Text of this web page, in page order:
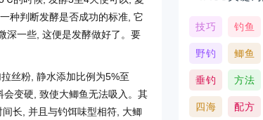
种判断发酵是否成功的标准, 它
深一些, 这便是发酵做好了。要
丝粉, 静水添加比例为5%至
变硬, 致使大鲫鱼无法吸入。其
长, 并且与钓饵味型相符, 大鲫
技巧 钓鱼
野钓 鲫鱼
垂钓 方法
四海 配方